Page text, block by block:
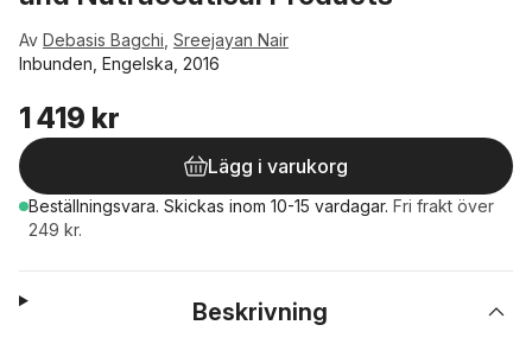
Av Debasis Bagchi Sreejayan Nair
Inbunden, Engelska, 2016
1 419 kr
Lägg i varukorg
Beställningsvara. Skickas inom 10-15 vardagar. Fri frakt över
249 kr.
Beskrivning